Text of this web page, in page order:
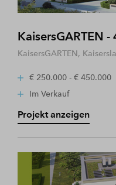
KaisersGARTEN -
KaisersGARTEN,
€ 250.000 - € 450.000
Im Verkauf
Projekt anzeigen